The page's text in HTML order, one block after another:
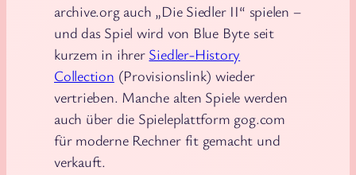
archive.org auch „Die Siedler II“ spielen –
und das Spiel wird von Blue Byte seit
kurzem in ihrer Siedler-History
Collection (Provisionslink) wieder
vertrieben. Manche alten Spiele werden
auch über die Spieleplattform gog.com
für moderne Rechner fit gemacht und
verkauft.